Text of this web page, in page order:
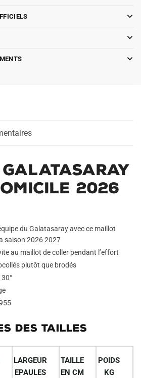
2026
du Galatasaray avec ce maillot
saison 2026 2027
au maillot de coller pendant l’effort
plutôt que brodés
DES TAILLES
LARGEUR
EPAULES
TAILLE
EN CM
POIDS
KG